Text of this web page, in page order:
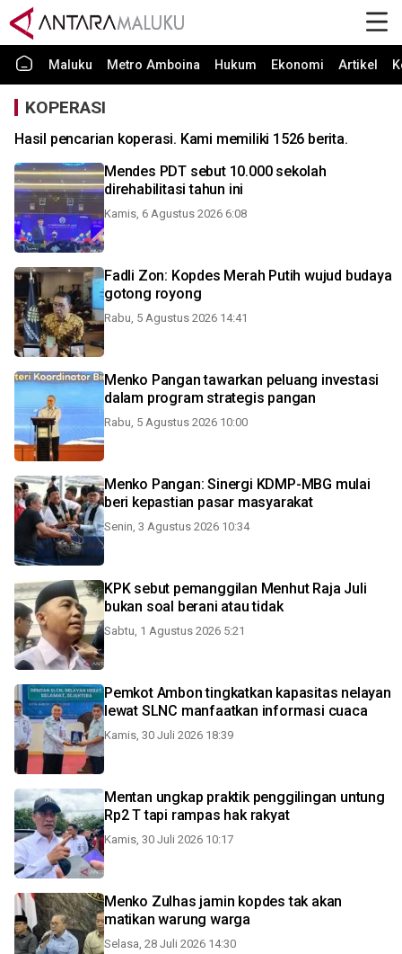
Maluku Metro Amboina Hukum Ekonomi Artikel
KOPERASI
Hasil pencarian koperasi. Kami memiliki 1526 berita.
Mendes PDT sebut 10.000 sekolah
direhabilitasi tahun ini
Kamis, 6 Agustus 2026 6:08
Fadli Zon: Kopdes Merah Putih wujud budaya
gotong royong
Rabu, 5 Agustus 2026 14:41
Menko Pangan tawarkan peluang investasi
dalam program strategis pangan
Rabu, 5 Agustus 2026 10:00
Menko Pangan: Sinergi KDMP-MBG mulai
beri kepastian pasar masyarakat
Senin, 3 Agustus 2026 10:34
KPK sebut pemanggilan Menhut Raja Juli
bukan soal berani atau tidak
Sabtu, 1 Agustus 2026 5:21
Pemkot Ambon tingkatkan kapasitas nelayan
lewat SLNC manfaatkan informasi cuaca
Kamis, 30 Juli 2026 18:39
Mentan ungkap praktik penggilingan untung
Rp2 T tapi rampas hak rakyat
Kamis, 30 Juli 2026 10:17
Menko Zulhas jamin kopdes tak akan
matikan warung warga
Selasa, 28 Juli 2026 14:30